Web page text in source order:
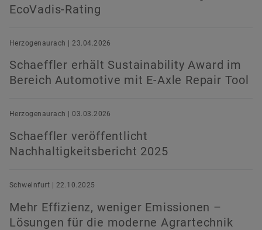
EcoVadis-Rating
Herzogenaurach | 23.04.2026
Schaeffler erhält Sustainability Award im
Bereich Automotive mit E-Axle Repair Tool
Herzogenaurach | 03.03.2026
Schaeffler veröffentlicht
Nachhaltigkeitsbericht 2025
Schweinfurt | 22.10.2025
Mehr Effizienz, weniger Emissionen –
Lösungen für die moderne Agrartechnik